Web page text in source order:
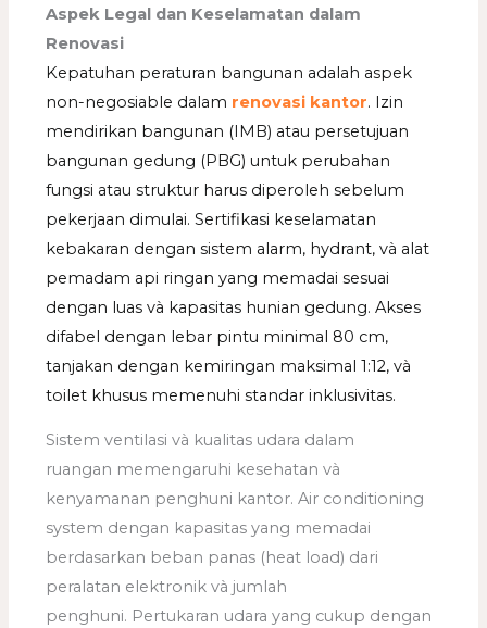
Aspek Legal dan Keselamatan dalam
Renovasi
Kepatuhan peraturan bangunan adalah aspek
non-negosiable dalam renovasi kantor. Izin
mendirikan bangunan (IMB) atau persetujuan
bangunan gedung (PBG) untuk perubahan
fungsi atau struktur harus diperoleh sebelum
pekerjaan dimulai. Sertifikasi keselamatan
kebakaran dengan sistem alarm, hydrant, và alat
pemadam api ringan yang memadai sesuai
dengan luas và kapasitas hunian gedung. Akses
difabel dengan lebar pintu minimal 80 cm,
tanjakan dengan kemiringan maksimal 1:12, và
toilet khusus memenuhi standar inklusivitas.
Sistem ventilasi và kualitas udara dalam
ruangan memengaruhi kesehatan và
kenyamanan penghuni kantor. Air conditioning
system dengan kapasitas yang memadai
berdasarkan beban panas (heat load) dari
peralatan elektronik và jumlah
penghuni. Pertukaran udara yang cukup dengan